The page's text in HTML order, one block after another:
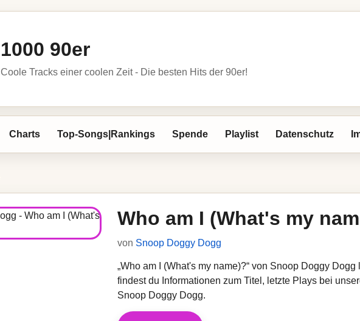
1000 90er
Coole Tracks einer coolen Zeit - Die besten Hits der 90er!
Charts Top-Songs|Rankings Spende Playlist Datenschutz
Who am I (What's my
von Snoop Doggy Dogg
„Who am I (What's my name)?“ von Snoop Doggy
findest du Informationen zum Titel, letzte Plays bei
Snoop Doggy Dogg.